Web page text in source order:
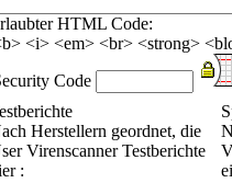
HTML Code:
<i> <em> <br> <strong>
Code
Herstellern geordnet, die
Virenscanner Testberichte
: